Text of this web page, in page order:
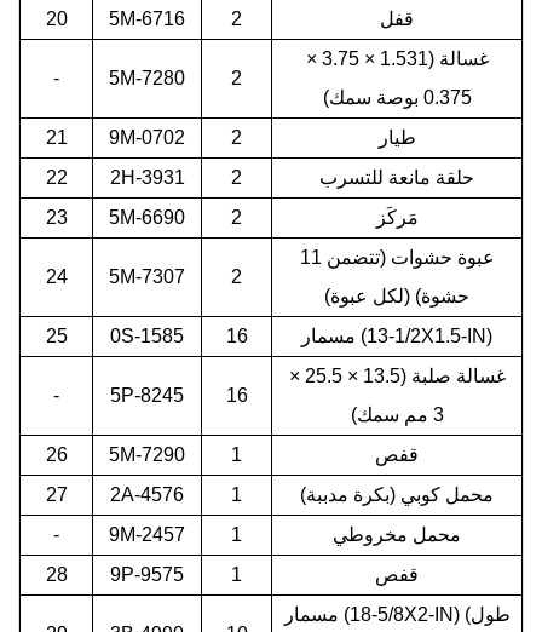
20 5M-6716 2 قفل
- 5M-7280 2
غسالة (1.531 × 3.75 ×
0.375 بوصة سمك)
21
9M-0702 2
طيار
22
2H-3931 2
حلقة مانعة للتسرب
23
5M-6690 2 مَركَز
24 5M-7307 2
عبوة حشوات (تتضمن 11
حشوة) (لكل عبوة)
25
0S-1585 16 مسمار (1/2-13X1.5-IN)
- 5P-8245 16
غسالة صلبة (13.5 × 25.5 ×
3 مم سمك)
26
5M-7290 1
قفص
27
2A-4576 1
محمل كوبي (بكرة مدببة)
-
9M-2457 1
محمل مخروطي
28
9P-9575 1 قفص
مسمار (5/8-18X2-IN) (طول